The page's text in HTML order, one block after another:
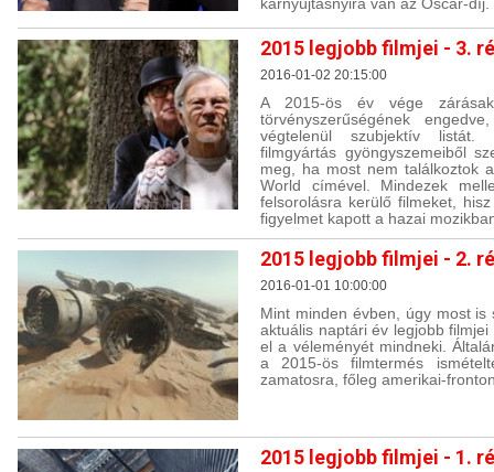
2015 legjobb filmjei - 3.
2016-01-02 20:15:00
A 2015-ös év vége
törvényszerűségének
végtelenül szubjektív listát.
filmgyártás gyöngyszemeiből
meg, ha most nem találkoztok
World címével. Mindezek
felsorolásra kerülő filmeket,
figyelmet kapott a hazai
2015 legjobb filmjei - 2.
2016-01-01 10:00:00
Mint minden évben, úgy most
aktuális naptári év legjobb
el a véleményét mindneki.
a 2015-ös filmtermés
zamatosra, főleg amerikai-
2015 legjobb filmjei - 1.